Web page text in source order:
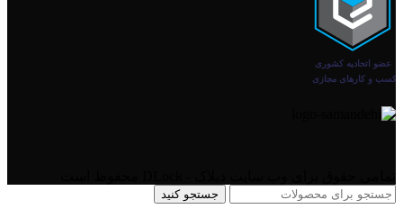
جستجو کنید